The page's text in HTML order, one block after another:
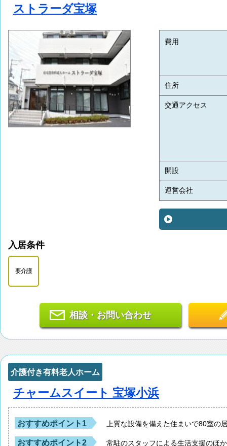
ストラーダ宝塚
費用
住所
交通アクセス
開設
運営会社
入居条件
要介護
相談・お問い合わせ
介護付き有料老人ホーム
チャームスイート 宝塚小浜
おすすめポイント1 上質な設備を備えた住まいで80室の
おすすめポイント2 常駐のスタッフによる生活支援のほ